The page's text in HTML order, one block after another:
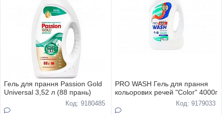
Гель для прання Passion Gold
Universal 3,52 л (88 прань)
Код: 9180485
PRO WASH Гель для прання
кольорових речей "Color" 4000г
Код: 9179033